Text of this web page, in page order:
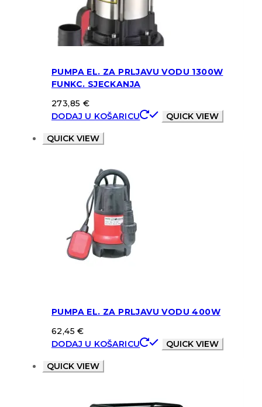
PUMPA EL. ZA PRLJAVU VODU 1300W
FUNKC. SJECKANJA
273,85 €
DODAJ U KOŠARICU
QUICK VIEW
QUICK VIEW
PUMPA EL. ZA PRLJAVU VODU 400W
62,45€
DODAJ U KOŠARICU
QUICK VIEW
QUICK VIEW